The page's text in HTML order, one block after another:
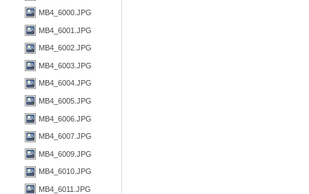
MB4_6000.JPG
MB4_6001.JPG
MB4_6002.JPG
MB4_6003.JPG
MB4_6004.JPG
MB4_6005.JPG
MB4_6006.JPG
MB4_6007.JPG
MB4_6009.JPG
MB4_6010.JPG
MB4_6011.JPG